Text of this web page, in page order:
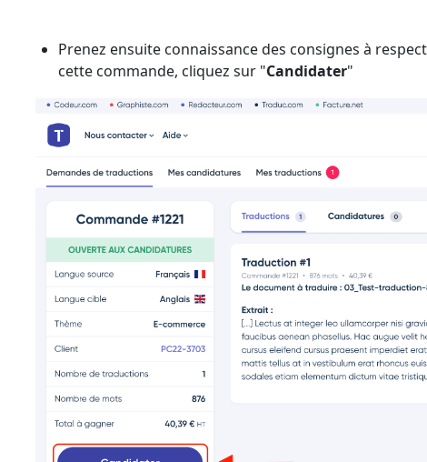
Prenez ensuite connaissance des consignes à
cette commande, cliquez sur "Candidater"